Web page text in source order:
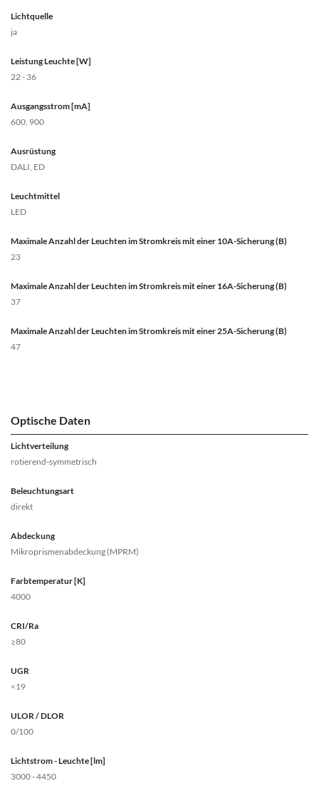
Lichtquelle
ja
Leistung Leuchte [W]
22 - 36
Ausgangsstrom [mA]
600, 900
Ausrüstung
DALI, ED
Leuchtmittel
LED
Maximale Anzahl der Leuchten im Stromkreis mit einer 10A-Sicherung (B)
23
Maximale Anzahl der Leuchten im Stromkreis mit einer 16A-Sicherung (B)
37
Maximale Anzahl der Leuchten im Stromkreis mit einer 25A-Sicherung (B)
47
Optische Daten
Lichtverteilung
rotierend-symmetrisch
Beleuchtungsart
direkt
Abdeckung
Mikroprismenabdeckung (MPRM)
Farbtemperatur [K]
4000
CRI/Ra
≥80
UGR
<19
ULOR / DLOR
0/100
Lichtstrom - Leuchte [lm]
3000 - 4450